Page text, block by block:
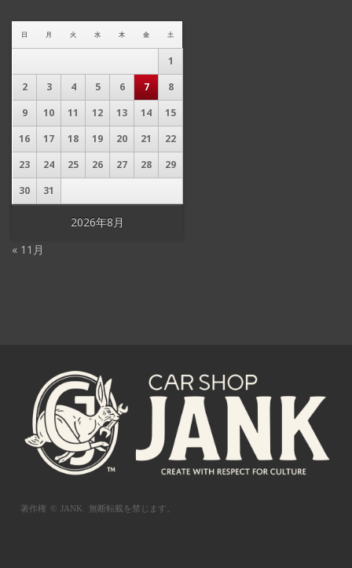
2026年8月
日 月 火 水 木 金 土
1
2
3 4 5 6 7
8
9
10 11 12 13 14
15
16
17 18 19 20 21
22
23
24 25 26 27 28
29
30
31
« 11月
著作権 © JANK. 無断転載を禁じます。